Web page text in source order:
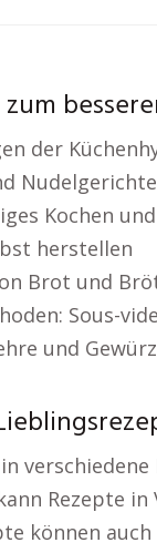
der
Nudelgerichte
Kochen
herstellen
Brot und
Sous-
und
Rezepte
können